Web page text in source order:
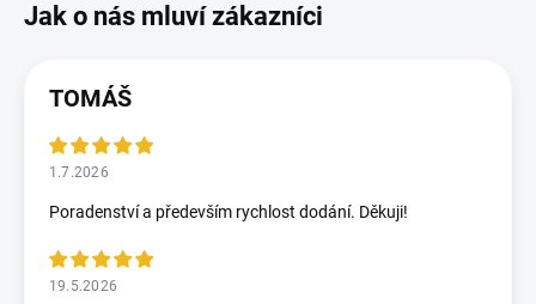
TOMÁŠ
1.7.2026
Poradenství a především rychlost dodání. Děkuji!
19.5.2026